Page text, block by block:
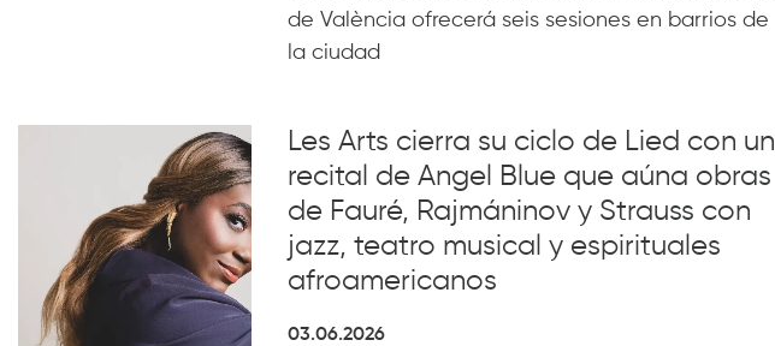
de València ofrecerá seis sesiones en barrios de
la ciudad
Les Arts cierra su ciclo de Lied con un
recital de Angel Blue que aúna obras
de Fauré, Rajmáninov y Strauss con
jazz, teatro musical y espirituales
afroamericanos
03.06.2026